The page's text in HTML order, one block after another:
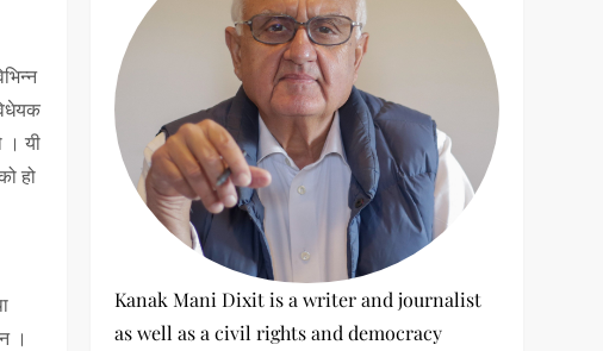
। यी
हो
।
Kanak Mani Dixit is a writer and journalist
as well as a civil rights and democracy